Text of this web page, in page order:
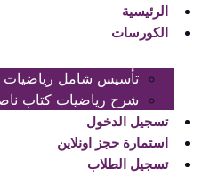
التجاوز
التجاوز
الرئيسية
الكورسات
تأسيس شامل رياضيات
شرح رياضيات كتاب ناصر
تسجيل الدخول
استمارة حجز اونلاين
تسجيل الطلاب